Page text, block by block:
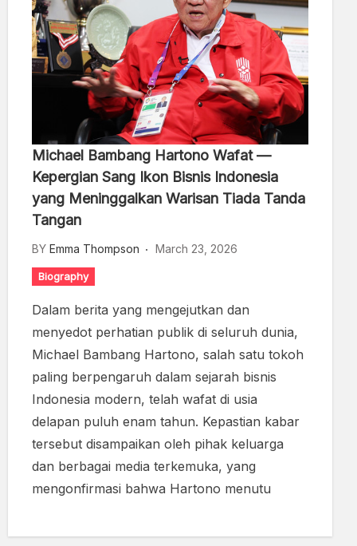
Michael Bambang Hartono Wafat —
Kepergian Sang Ikon Bisnis Indonesia
yang Meninggalkan Warisan Tiada Tanda
Tangan
BY Emma Thompson March 23, 2026
Biography
Dalam berita yang mengejutkan dan
menyedot perhatian publik di seluruh dunia,
Michael Bambang Hartono, salah satu tokoh
paling berpengaruh dalam sejarah bisnis
Indonesia modern, telah wafat di usia
delapan puluh enam tahun. Kepastian kabar
tersebut disampaikan oleh pihak keluarga
dan berbagai media terkemuka, yang
mengonfirmasi bahwa Hartono menutu